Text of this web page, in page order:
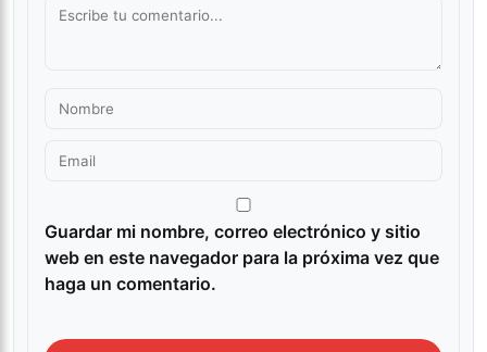
Guardar mi nombre, correo electrónico y sitio
web en este navegador para la próxima vez que
haga un comentario.